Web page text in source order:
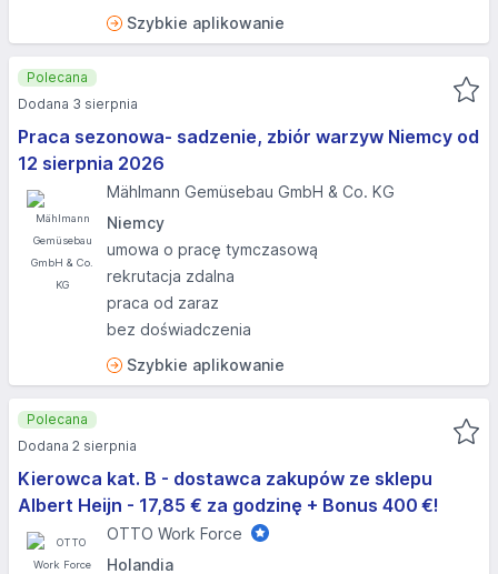
Szybkie aplikowanie
Praca sezonowa- sadzenie, zbiór warzyw Niemcy od
12 sierpnia 2026
Mählmann Gemüsebau GmbH & Co. KG
Niemcy
umowa o pracę tymczasową
rekrutacja zdalna
praca od zaraz
bez doświadczenia
Szybkie aplikowanie
Polecana
Dodana 3 sierpnia
Kierowca kat. B - dostawca zakupów ze sklepu
Albert Heijn - 17,85 € za godzinę + Bonus 400 €!
OTTO Work Force
Holandia
Polecana
Dodana 2 sierpnia